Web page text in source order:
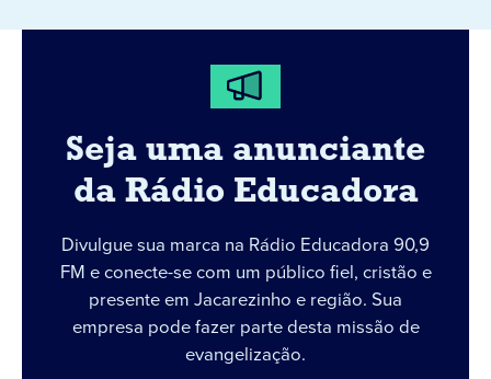
Seja uma anunciante
da Rádio Educadora
Divulgue sua marca na Rádio Educadora 90,9
FM e conecte-se com um público fiel, cristão e
presente em Jacarezinho e região. Sua
empresa pode fazer parte desta missão de
evangelização.